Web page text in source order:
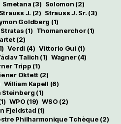
Smetana (3) Solomon (2)
Strauss J. (2) Strauss J. Sr. (3)
Goldberg (1)
(1) Thomanerchor(1)
(2)
Verdi (4) Vittorio Gui (1)
Talich (1) Wagner(4)
Tripp (1)
Oktett (2)
William Kapell (6)
Steinberg (1)
WPO (19) WSO (2)
Fjeldstad (1)
Philharmonique Tchèque (2)